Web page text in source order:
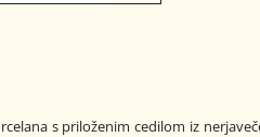
s priloženim cedilom iz